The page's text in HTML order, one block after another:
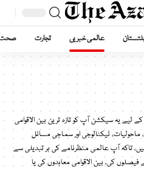
عالمی خبریں تجارت
لیے یہ سیکشن آپ کو تازہ ترین بین الاقوامی
ٹیکنالوجی اور سماجی مسائل
تاکہ آپ عالمی منظرنامے کی ہر تبدیلی سے
کی، بین الاقوامی معاہدوں کی یا